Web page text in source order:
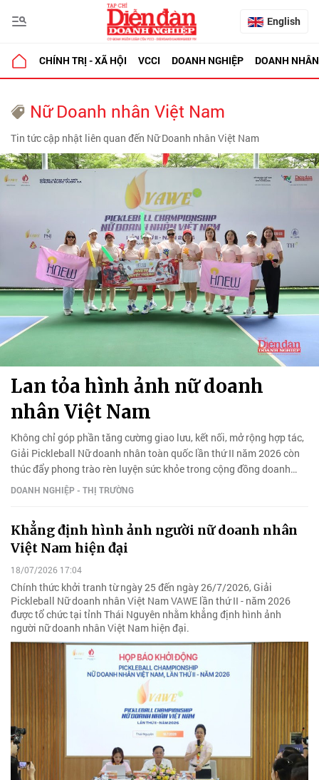
English
CHÍNH TRỊ - XÃ HỘI VCCI DOANH NGHIỆP DOANH NHÂN
Nữ Doanh nhân Việt Nam
Tin tức cập nhật liên quan đến Nữ Doanh nhân Việt Nam
Lan tỏa hình ảnh nữ doanh
nhân Việt Nam
Không chỉ góp phần tăng cường giao lưu, kết nối, mở rộng hợp tác,
Giải Pickleball Nữ doanh nhân toàn quốc lần thứ II năm 2026 còn
thúc đẩy phong trào rèn luyện sức khỏe trong cộng đồng doanh
nhân nữ.
DOANH NGHIỆP - THỊ TRƯỜNG
Khẳng định hình ảnh người nữ doanh nhân
Việt Nam hiện đại
18/07/2026 17:04
Chính thức khởi tranh từ ngày 25 đến ngày 26/7/2026, Giải
Pickleball Nữ doanh nhân Việt Nam VAWE lần thứ II - năm 2026
được tổ chức tại tỉnh Thái Nguyên nhằm khẳng định hình ảnh
người nữ doanh nhân Việt Nam hiện đại.